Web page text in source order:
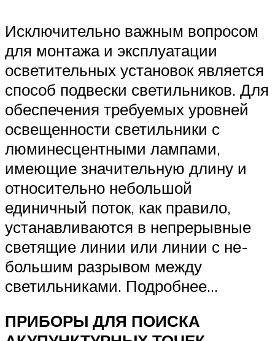
Исключительно важным вопросом
для монтажа и эксплуатации
осветительных установок является
способ подвески светильников. Для
обеспечения требуемых уровней
освещенности светильники с
люминесцентными лампами,
имеющие значительную длину и
относительно небольшой
единичный поток, как правило,
устанавли­ваются в непрерывные
светящие линии или линии с не­
большим разрывом между
светильниками. Подробнее…
ПРИБОРЫ ДЛЯ ПОИСКА